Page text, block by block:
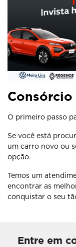
Consórcio
O primeiro passo
Se você está
um carro novo ou
opção.
Temos um
encontrar as
conquistar o seu
Entre em